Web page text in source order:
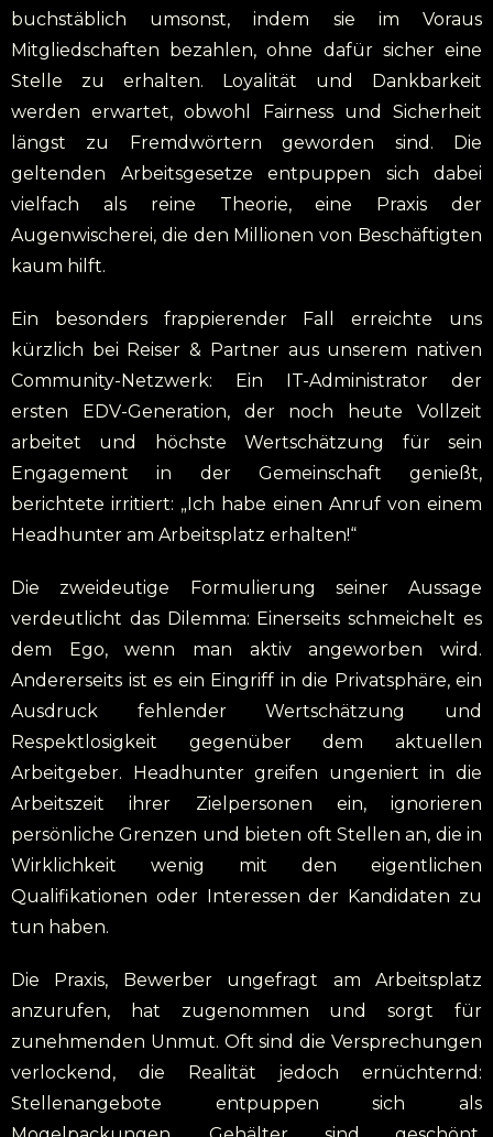
buchstäblich umsonst, indem sie im Voraus
Mitgliedschaften bezahlen, ohne dafür sicher eine
Stelle zu erhalten. Loyalität und Dankbarkeit
werden erwartet, obwohl Fairness und Sicherheit
längst zu Fremdwörtern geworden sind. Die
geltenden Arbeitsgesetze entpuppen sich dabei
vielfach als reine Theorie, eine Praxis der
Augenwischerei, die den Millionen von Beschäftigten
kaum hilft.
Ein besonders frappierender Fall erreichte uns
kürzlich bei Reiser & Partner aus unserem nativen
Community-Netzwerk: Ein IT-Administrator der
ersten EDV-Generation, der noch heute Vollzeit
arbeitet und höchste Wertschätzung für sein
Engagement in der Gemeinschaft genießt,
berichtete irritiert: „Ich habe einen Anruf von einem
Headhunter am Arbeitsplatz erhalten!“
Die zweideutige Formulierung seiner Aussage
verdeutlicht das Dilemma: Einerseits schmeichelt es
dem Ego, wenn man aktiv angeworben wird.
Andererseits ist es ein Eingriff in die Privatsphäre, ein
Ausdruck fehlender Wertschätzung und
Respektlosigkeit gegenüber dem aktuellen
Arbeitgeber. Headhunter greifen ungeniert in die
Arbeitszeit ihrer Zielpersonen ein, ignorieren
persönliche Grenzen und bieten oft Stellen an, die in
Wirklichkeit wenig mit den eigentlichen
Qualifikationen oder Interessen der Kandidaten zu
tun haben.
Die Praxis, Bewerber ungefragt am Arbeitsplatz
anzurufen, hat zugenommen und sorgt für
zunehmenden Unmut. Oft sind die Versprechungen
verlockend, die Realität jedoch ernüchternd:
Stellenangebote entpuppen sich als